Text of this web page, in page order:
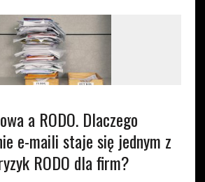
a RODO. Dlaczego
e-maili staje się jednym z
RODO dla firm?